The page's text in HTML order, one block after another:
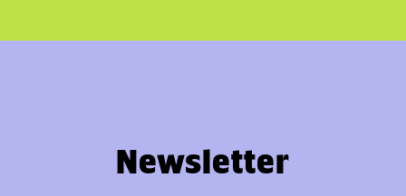
Newsletter